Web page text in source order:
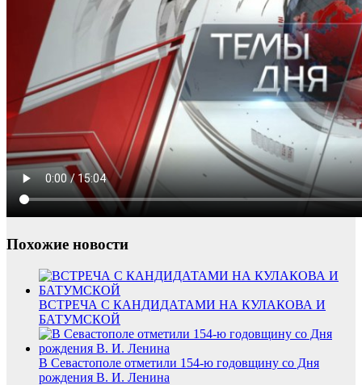
Похожие новости
ВСТРЕЧА С КАНДИДАТАМИ НА КУЛАКОВА И
БАТУМСКОЙ
В Севастополе отметили 154-ю годовщину со Дня
рождения В. И. Ленина